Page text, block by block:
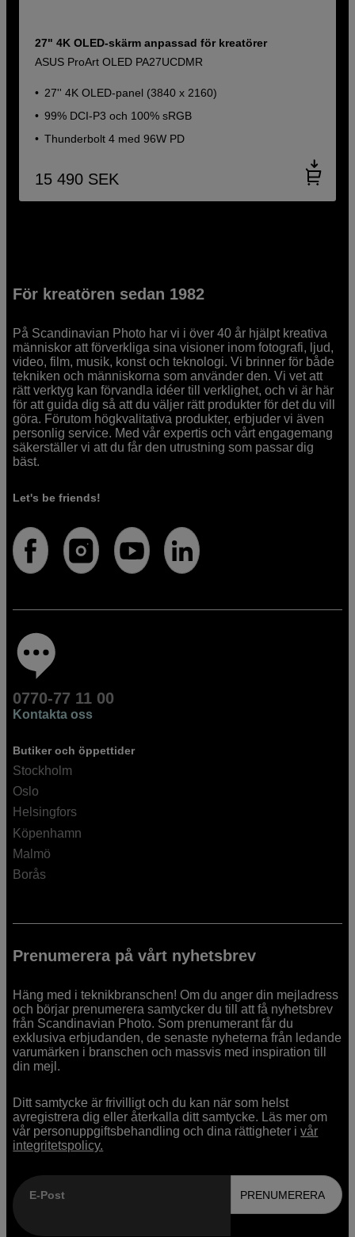
27" 4K OLED-skärm anpassad för kreatörer
ASUS ProArt OLED PA27UCDMR
27'' 4K OLED-panel (3840 x 2160)
99% DCI-P3 och 100% sRGB
Thunderbolt 4 med 96W PD
15 490 SEK
För kreatören sedan 1982
På Scandinavian Photo har vi i över 40 år hjälpt kreativa
människor att förverkliga sina visioner inom fotografi, ljud,
video, film, musik, konst och teknologi. Vi brinner för både
tekniken och människorna som använder den. Vi vet att
rätt verktyg kan förvandla idéer till verklighet, och vi är här
för att guida dig så att du väljer rätt produkter för det du vill
göra. Förutom högkvalitativa produkter, erbjuder vi även
personlig service. Med vår expertis och vårt engagemang
säkerställer vi att du får den utrustning som passar dig
bäst.
Let's be friends!
0770-77 11 00
Kontakta oss
Butiker och öppettider
Stockholm
Oslo
Helsingfors
Köpenhamn
Malmö
Borås
Prenumerera på vårt nyhetsbrev
Häng med i teknikbranschen! Om du anger din mejladress
och börjar prenumerera samtycker du till att få nyhetsbrev
från Scandinavian Photo. Som prenumerant får du
exklusiva erbjudanden, de senaste nyheterna från ledande
varumärken i branschen och massvis med inspiration till
din mejl.
Ditt samtycke är frivilligt och du kan när som helst
avregistrera dig eller återkalla ditt samtycke. Läs mer om
vår personuppgiftsbehandling och dina rättigheter ivår
integritetspolicy.
E-Post PRENUMERERA